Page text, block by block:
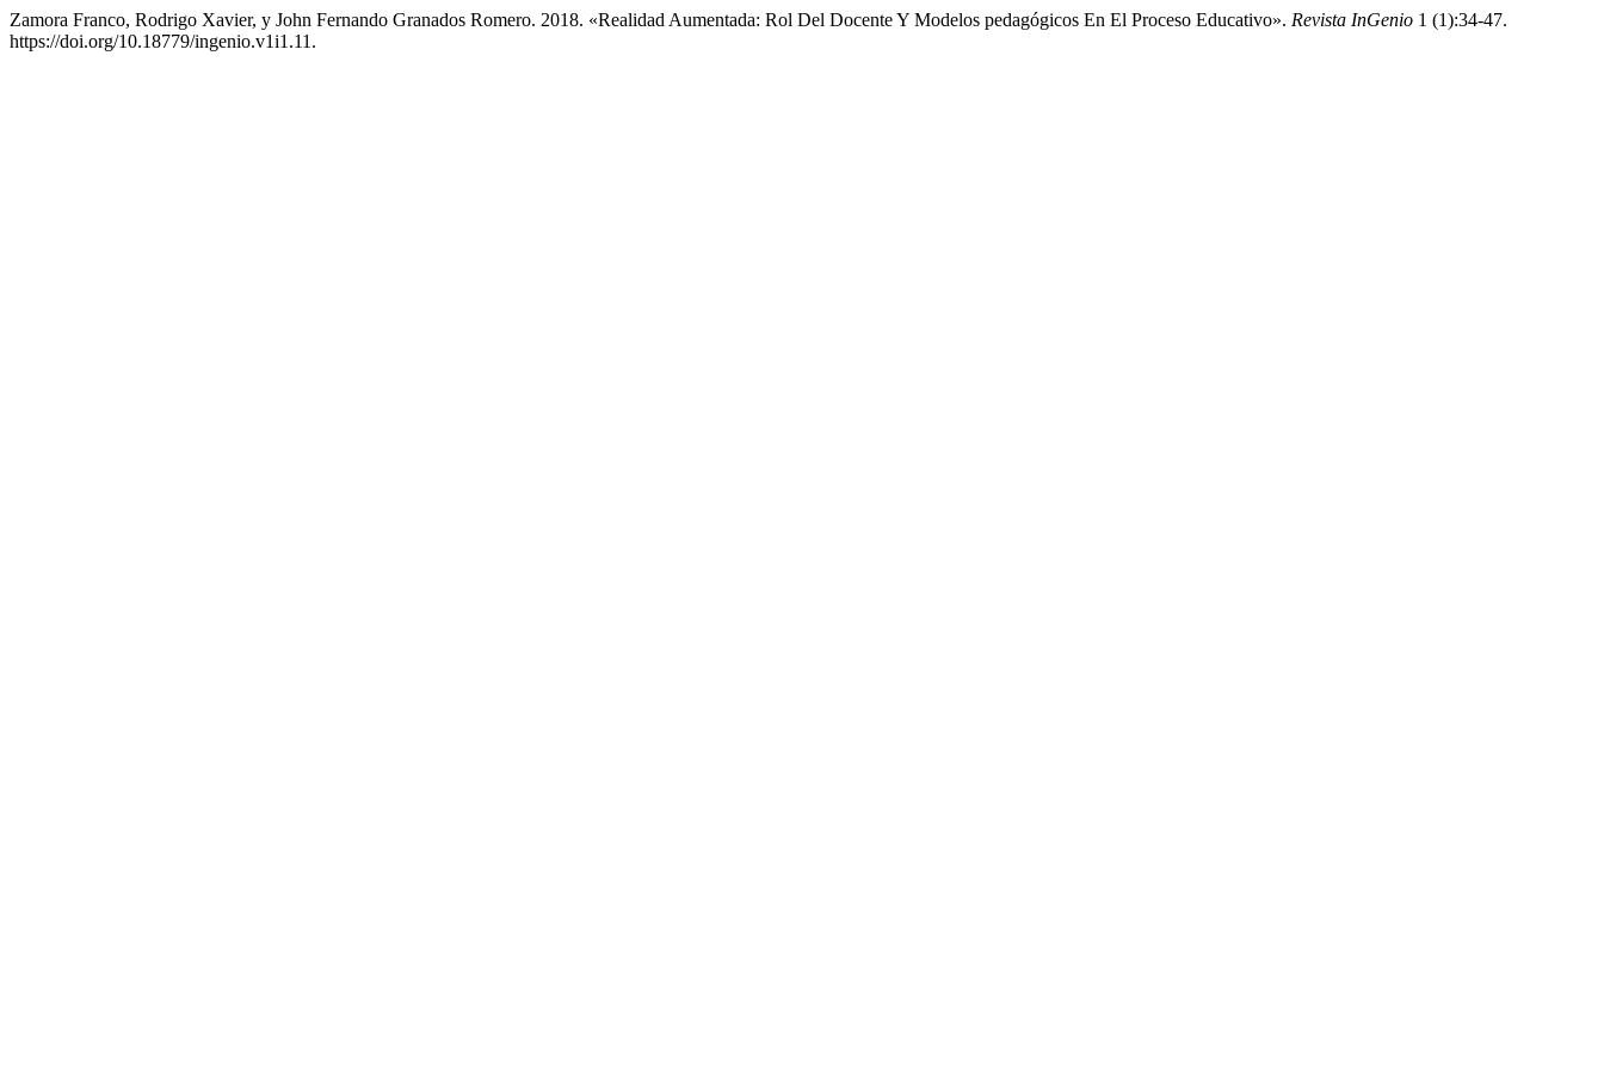
Zamora Franco, Rodrigo Xavier, y John Fernando Granados Romero. 2018. «Realidad Aumentada: Rol Del Docente Y Modelos pedagógicos En El Proceso Educativo». Revista InGenio 1 (1):34-47.
https://doi.org/10.18779/ingenio.v1i1.11.